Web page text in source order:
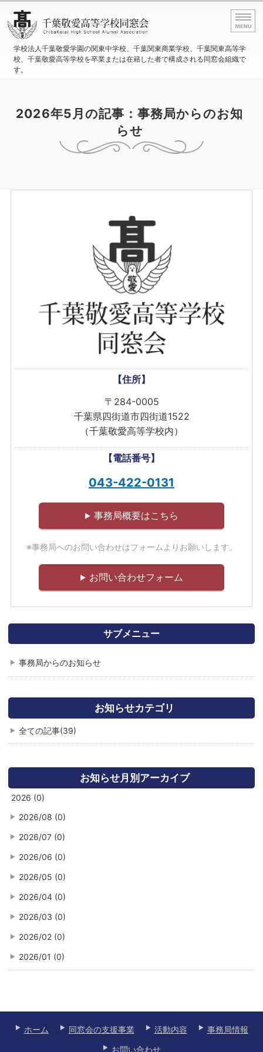
学校法人千葉敬愛学園の
学校法人千葉敬愛学園の関東中学校、千葉関東商業学校、千葉関東高等学
校、千葉敬愛高等学校を卒業または在籍した者で構成される同窓会組織で
す。
同窓会の支援事業
お問い合わせ
2026年5月の記事：事務局からのお知
らせ
【住所】
〒284-0005
千葉県四街道市四街道1522
（千葉敬愛高等学校内）
【電話番号】
043-422-0131
事務局概要はこちら
※事務局へのお問い合わせはフォームよりお願いします。
お問い合わせフォーム
サブメニュー
事務局からのお知らせ
お知らせカテゴリ
全ての記事(39)
お知らせ月別アーカイブ
2026 (0)
2026/08 (0)
2026/07 (0)
2026/06 (0)
2026/05 (0)
2026/04 (0)
2026/03 (0)
2026/02 (0)
2026/01 (0)
ホーム 同窓会の支援事業 活動内容
事務局情報
お問い合わせ